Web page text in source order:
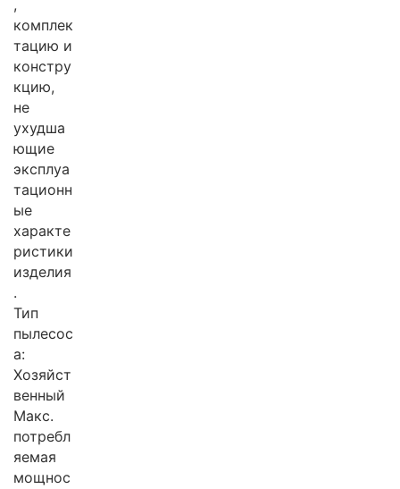
,
комплек
тацию и
констру
кцию,
не
ухудша
ющие
эксплуа
тационн
ые
характе
ристики
изделия
.
Тип
пылесос
а:
Хозяйст
венный
Макс.
потребл
яемая
мощнос